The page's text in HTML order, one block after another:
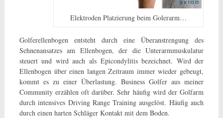
Elektroden Platzierung beim Golerarm…
Golferellenbogen entsteht durch eine Überanstrengung des
Sehnenansatzes am Ellenbogen, der die Unterarmmuskulatur
steuert und wird auch als Epicondylitis bezeichnet. Wird der
Ellenbogen über einen langen Zeitraum immer wieder gebeugt,
kommt es zu einer Überlastung. Business Golfer aus meiner
Community erzählen oft darüber. Sehr häufig wird der Golfarm
durch intensives Driving Range Training ausgelöst. Häufig auch
durch einen harten Schläger Kontakt mit dem Boden.